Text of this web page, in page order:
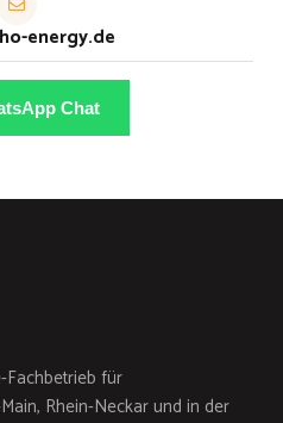
energy.de
Chat
Fachbetrieb für
Rhein-Neckar und in der